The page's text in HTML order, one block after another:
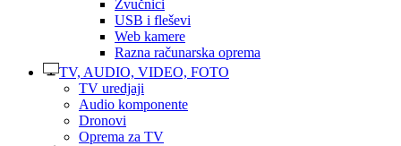
Zvučnici
USB i fleševi
Web kamere
Razna računarska oprema
TV, AUDIO, VIDEO, FOTO
TV uredjaji
Audio komponente
Dronovi
Oprema za TV